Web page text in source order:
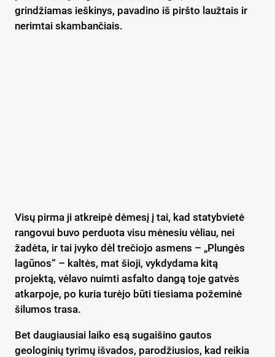
grindžiamas ieškinys, pavadino iš piršto laužtais ir
nerimtai skambančiais.
Visų pirma ji atkreipė dėmesį į tai, kad statybvietė
rangovui buvo perduota visu mėnesiu vėliau, nei
žadėta, ir tai įvyko dėl trečiojo asmens – „Plungės
lagūnos“ – kaltės, mat šioji, vykdydama kitą
projektą, vėlavo nuimti asfalto dangą toje gatvės
atkarpoje, po kuria turėjo būti tiesiama požeminė
šilumos trasa.
Bet daugiausiai laiko esą sugaišino gautos
geologinių tyrimų išvados, parodžiusios, kad reikia